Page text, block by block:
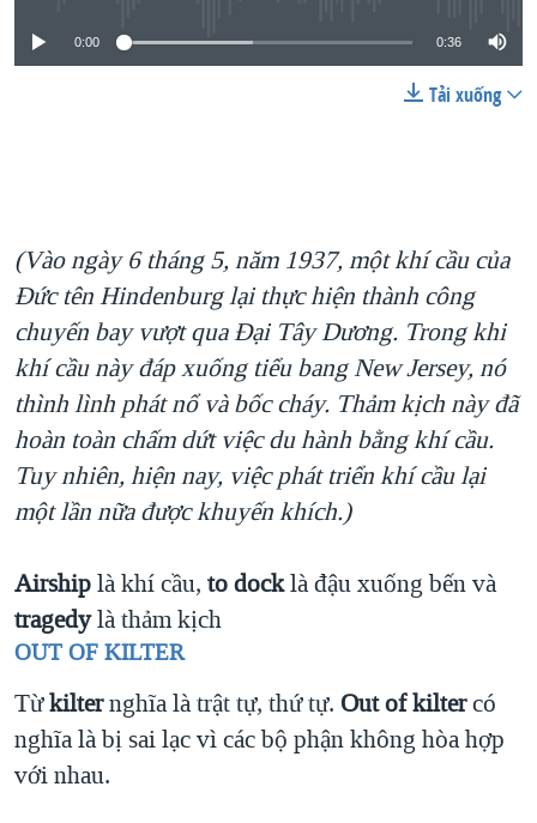
0:00 0:36
Tải xuống
(Vào ngày 6 tháng 5, năm 1937, một khí cầu của
Đức tên Hindenburg lại thực hiện thành công
chuyến bay vượt qua Đại Tây Dương. Trong khi
khí cầu này đáp xuống tiểu bang New Jersey, nó
thình lình phát nổ và bốc cháy. Thảm kịch này đã
hoàn toàn chấm dứt việc du hành bằng khí cầu.
Tuy nhiên, hiện nay, việc phát triển khí cầu lại
một lần nữa được khuyến khích.)
Airshiplà khí cầu, to docklà đậu xuống bến và
tragedylà thảm kịch
OUT OF KILTER
Từkilternghĩa là trật tự, thứ tự. Out of kiltercó
nghĩa là bị sai lạc vì các bộ phận không hòa hợp
với nhau.